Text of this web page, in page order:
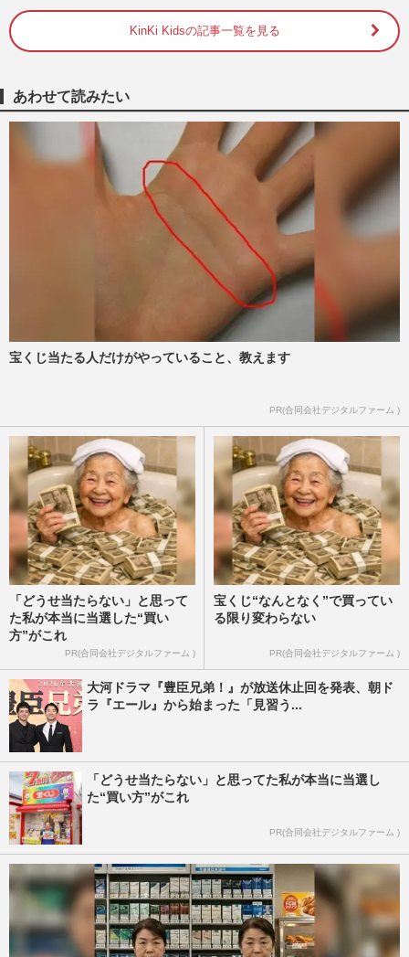
【2026年】結婚しそうな芸能人カップル！
有村架純＆高橋海人他、ランキング発表
堂本光一「また夢の世界をみなさんと」4
年ぶりのソロライブツアーで披露した全28
曲・圧巻のステージをレポ…
週刊女性2025年11月25日号 2025/11/11
堂本光一の奥さんは佐藤めぐみ！【花男・
桜子】出会いはSHOCK舞台
堂本光一、“10年愛の恋人”佐藤めぐみに起
きた異変にSNSざわつく…ファンが察知し
2025/10/10
KinKi Kidsの記事一覧を見る
あわせて読みたい
宝くじ当たる人だけがやっていること、教えます
PR(合同会社デジタルファーム )
「どうせ当たらない」と思って
た私が本当に当選した“買い
方”がこれ
PR(合同会社デジタルファーム )
宝くじ“なんとなく”で買ってい
る限り変わらない
PR(合同会社デジタルファーム )
大河ドラマ『豊臣兄弟！』が放送休止回を発表、朝ド
ラ『エール』から始まった「見習う...
「どうせ当たらない」と思ってた私が本当に当選し
た“買い方”がこれ
PR(合同会社デジタルファーム )